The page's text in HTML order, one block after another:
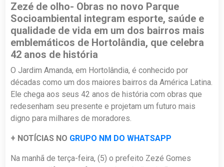
Zezé de olho- Obras no novo Parque
Socioambiental integram esporte, saúde e
qualidade de vida em um dos bairros mais
emblemáticos de Hortolândia, que celebra
42 anos de história
O Jardim Amanda, em Hortolândia, é conhecido por
décadas como um dos maiores bairros da América Latina.
Ele chega aos seus 42 anos de história com obras que
redesenham seu presente e projetam um futuro mais
digno para milhares de moradores.
+ NOTÍCIAS NO GRUPO NM DO WHATSAPP
Na manhã de terça-feira, (5) o prefeito Zezé Gomes